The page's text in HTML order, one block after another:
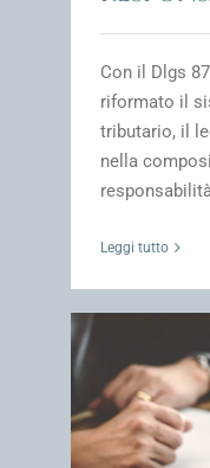
Con il Dlgs
riformato il
tributario, il
nella
Leggi tutto